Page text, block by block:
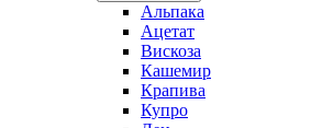
Альпака
Ацетат
Вискоза
Кашемир
Крапива
Купро